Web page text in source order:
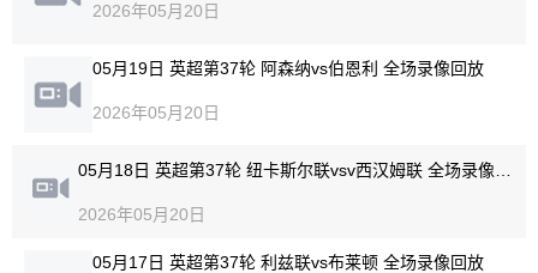
2026年05月20日
05月19日 英超第37轮 阿森纳vs伯恩利 全场录像回放
2026年05月20日
2026年05月20日
05月17日 英超第37轮 利兹联vs布莱顿 全场录像回放